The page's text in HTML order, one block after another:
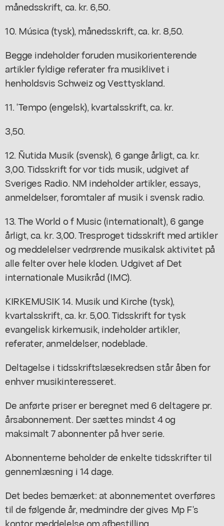
månedsskrift, ca. kr. 6,50.
10. Música (tysk), månedsskrift, ca. kr. 8,50.
Begge indeholder foruden musikorienterende
artikler fyldige referater fra musiklivet i
henholdsvis Schweiz og Vesttyskland.
11. 'Tempo (engelsk), kvartalsskrift, ca. kr.
3,50.
12. Ñutida Musik (svensk), 6 gange årligt, ca. kr.
3,00. Tidsskrift for vor tids musik, udgivet af
Sveriges Radio. NM indeholder artikler, essays,
anmeldelser, foromtaler af musik i svensk radio.
13. The World o f Music (internationalt), 6 gange
årligt, ca. kr. 3,00. Tresproget tidsskrift med artikler
og meddelelser vedrørende musikalsk aktivitet på
alle felter over hele kloden. Udgivet af Det
internationale Musikråd (IMC).
KIRKEMUSIK 14. Musik und Kirche (tysk),
kvartalsskrift, ca. kr. 5,00. Tidsskrift for tysk
evangelisk kirkemusik, indeholder artikler,
referater, anmeldelser, nodeblade.
Deltagelse i tidsskriftslæsekredsen står åben for
enhver musikinteresseret.
De anførte priser er beregnet med 6 deltagere pr.
årsabonnement. Der sættes mindst 4 og
maksimalt 7 abonnenter på hver serie.
Abonnenterne beholder de enkelte tidsskrifter til
gennemlæsning i 14 dage.
Det bedes bemærket: at abonnementet overføres
til de følgende år, medmindre der gives Mp F's
kontor meddelelse om afbestilling.